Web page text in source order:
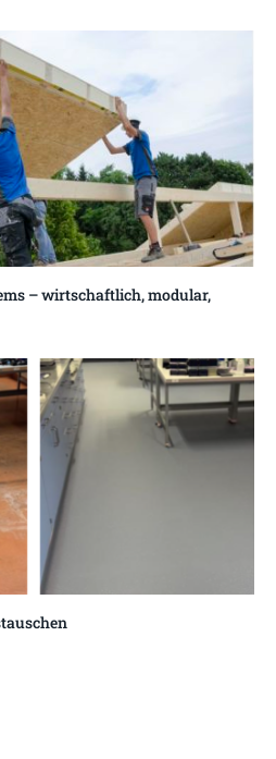
– wirtschaftlich, modular,